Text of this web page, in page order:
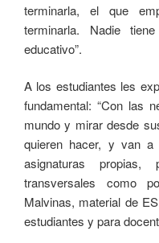
terminarla, el que
terminarla. Nadie
educativo”.
A los estudiantes les
fundamental: “Con las
mundo y mirar desde
quieren hacer, y van a
asignaturas
transversales como
Malvinas, material de
estudiantes y para